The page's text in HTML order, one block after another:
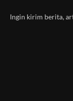
Ingin kirim berita,